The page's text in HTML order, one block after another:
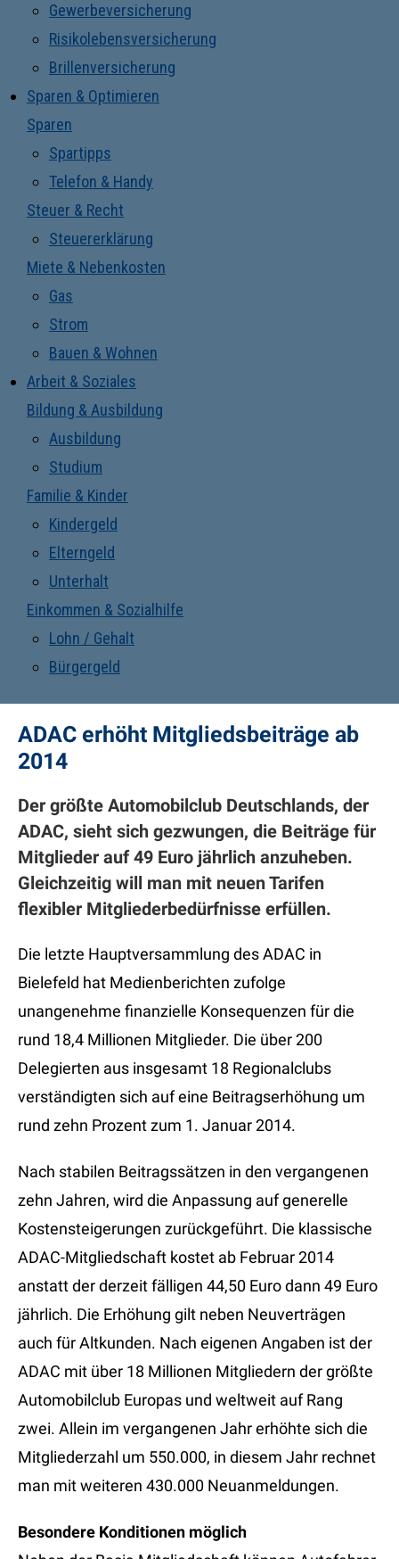
Gewerbeversicherung
Risikolebensversicherung
Brillenversicherung
Sparen & Optimieren
Sparen
Spartipps
Telefon & Handy
Steuer & Recht
Steuererklärung
Miete & Nebenkosten
Gas
Strom
Bauen & Wohnen
Arbeit & Soziales
Bildung & Ausbildung
Ausbildung
Studium
Familie & Kinder
Kindergeld
Elterngeld
Unterhalt
Einkommen & Sozialhilfe
Lohn / Gehalt
Bürgergeld
ADAC erhöht Mitgliedsbeiträge ab
2014
Der größte Automobilclub Deutschlands, der
ADAC, sieht sich gezwungen, die Beiträge für
Mitglieder auf 49 Euro jährlich anzuheben.
Gleichzeitig will man mit neuen Tarifen
flexibler Mitgliederbedürfnisse erfüllen.
Die letzte Hauptversammlung des ADAC in
Bielefeld hat Medienberichten zufolge
unangenehme finanzielle Konsequenzen für die
rund 18,4 Millionen Mitglieder. Die über 200
Delegierten aus insgesamt 18 Regionalclubs
verständigten sich auf eine Beitragserhöhung um
rund zehn Prozent zum 1. Januar 2014.
Nach stabilen Beitragssätzen in den vergangenen
zehn Jahren, wird die Anpassung auf generelle
Kostensteigerungen zurückgeführt. Die klassische
ADAC-Mitgliedschaft kostet ab Februar 2014
anstatt der derzeit fälligen 44,50 Euro dann 49 Euro
jährlich. Die Erhöhung gilt neben Neuverträgen
auch für Altkunden. Nach eigenen Angaben ist der
ADAC mit über 18 Millionen Mitgliedern der größte
Automobilclub Europas und weltweit auf Rang
zwei. Allein im vergangenen Jahr erhöhte sich die
Mitgliederzahl um 550.000, in diesem Jahr rechnet
man mit weiteren 430.000 Neuanmeldungen.
Besondere Konditionen möglich